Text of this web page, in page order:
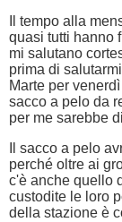
Il tempo alla
quasi tutti hanno
mi salutano
prima di
Marte per
sacco a pelo da
per me sarebbe
Il sacco a pelo
perché oltre ai
c'è anche quello
custodite le loro
della stazione è